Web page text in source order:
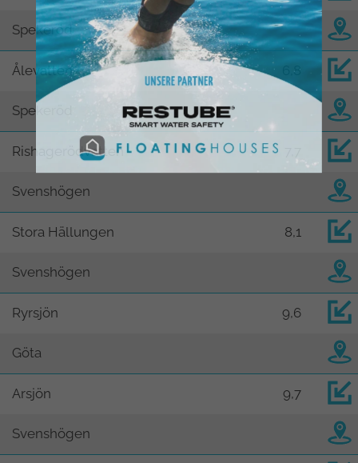
Spekeröd
Ålevatten 6,8
Spekeröd
Rishagerödvatten
Svenshögen
Stora Hällungen 8,1
Svenshögen
Ryrsjön 9,6
Göta
Arsjön 9,7
Svenshögen